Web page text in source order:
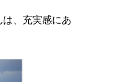
、充実感にあ